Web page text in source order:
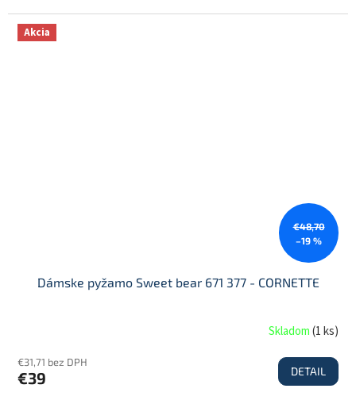
Akcia
€48,70
–19 %
Dámske pyžamo Sweet bear 671 377 - CORNETTE
Skladom(1 ks)
€31,71 bez DPH
€39 DETAIL